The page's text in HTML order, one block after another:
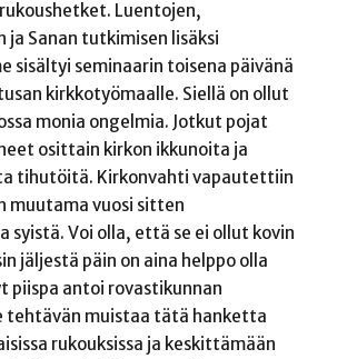
Luentojen,
ja Sanan tutkimisen lisäksi
sisältyi seminaarin toisena päivänä
kirkkotyömaalle. Siellä on ollut
monia ongelmia. Jotkut pojat
osittain kirkon ikkunoita ja
tihutöitä. Kirkonvahti vapautettiin
muutama vuosi sitten
syistä. Voi olla, että se ei ollut kovin
jäljestä päin on aina helppo olla
piispa antoi rovastikunnan
tehtävän muistaa tätä hanketta
rukouksissa ja keskittämään